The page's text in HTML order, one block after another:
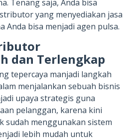
Tenang saja, Anda bisa
yang menyediakan jasa
Anda bisa menjadi agen pulsa.
dan Terlengkap
tepercaya manjadi langkah
menjalankan sebuah bisnis
upaya strategis guna
pelanggan, karena kini
sudah menggunakan sistem
lebih mudah untuk